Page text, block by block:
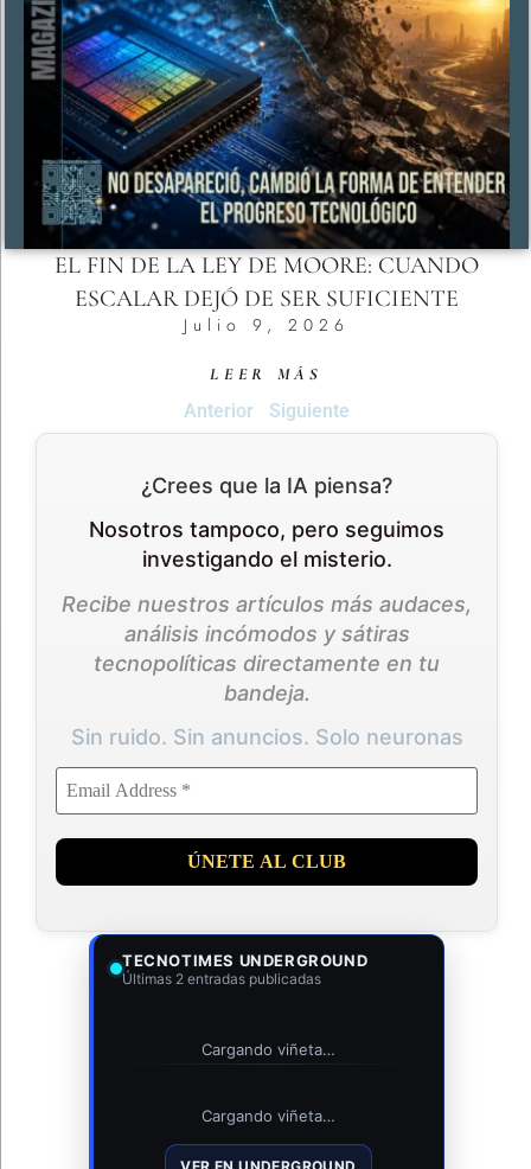
EL FIN DE LA LEY DE MOORE: CUANDO
ESCALAR DEJÓ DE SER SUFICIENTE
Julio 9, 2026
LEER MÁS
Anterior Siguiente
¿Crees que la IA piensa?
Nosotros tampoco, pero seguimos
investigando el misterio.
Recibe nuestros artículos más audaces,
análisis incómodos y sátiras
tecnopolíticas directamente en tu
bandeja.
Sin ruido. Sin anuncios. Solo neuronas
TECNOTIMES UNDERGROUND
Últimas 2 entradas publicadas
Cargando viñeta…
Cargando viñeta…